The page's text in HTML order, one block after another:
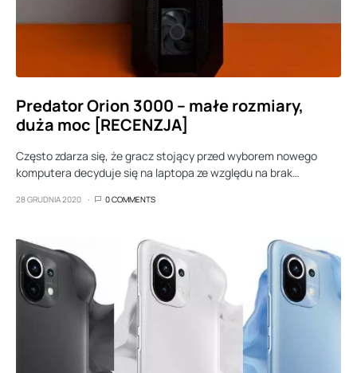
Predator Orion 3000 – małe rozmiary,
duża moc [RECENZJA]
Często zdarza się, że gracz stojący przed wyborem nowego
komputera decyduje się na laptopa ze względu na brak…
28 GRUDNIA 2020 0 COMMENTS